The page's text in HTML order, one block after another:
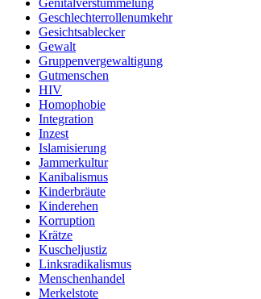
Genitalverstümmelung
Geschlechterrollenumkehr
Gesichtsablecker
Gewalt
Gruppenvergewaltigung
Gutmenschen
HIV
Homophobie
Integration
Inzest
Islamisierung
Jammerkultur
Kanibalismus
Kinderbräute
Kinderehen
Korruption
Krätze
Kuscheljustiz
Linksradikalismus
Menschenhandel
Merkelstote